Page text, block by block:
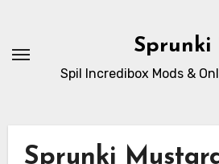
content
Sprunki
Spil Incredibox Mods &
Sprunki